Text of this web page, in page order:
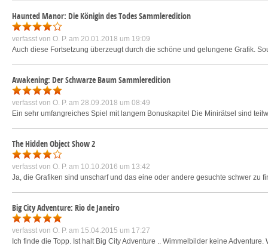
Haunted Manor: Die Königin des Todes Sammleredition
verfasst von O. P. am 20.01.2018 um 19:09
Auch diese Fortsetzung überzeugt durch die schöne und gelungene Grafik.
Awakening: Der Schwarze Baum Sammleredition
verfasst von O. P. am 28.09.2018 um 08:49
Ein sehr umfangreiches Spiel mit langem Bonuskapitel Die Minirätsel sind
The Hidden Object Show 2
verfasst von O. P. am 10.10.2016 um 13:42
Ja, die Grafiken sind unscharf und das eine oder andere gesuchte schwer zu
Big City Adventure: Rio de Janeiro
verfasst von O. P. am 15.04.2015 um 17:27
Ich finde die Topp. Ist halt Big City Adventure .. Wimmelbilder keine